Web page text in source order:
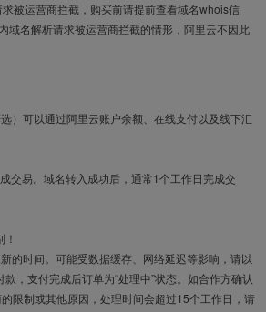
被运营商拦截，购买前请提前查看域名whois信
域名解析请求被运营商拦截的情形，阿里云不因此
）可以通过阿里云账户余额、在线支付以及线下汇
交易。域名转入成功后，通常1个工作日完成交
的时间。可能受数据缓存、网络延迟等影响，请以
，支付完成后订单为“处理中”状态。如合作方确认
限制或其他原因，处理时间会超过15个工作日，请